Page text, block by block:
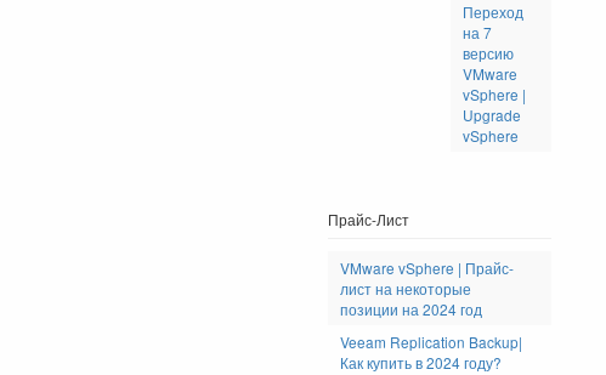
Переход
на 7
версию
VMware
vSphere |
Upgrade
vSphere
Прайс-Лист
VMware vSphere | Прайс-
лист на некоторые
позиции на 2024 год
Veeam Replication Backup|
Как купить в 2024 году?